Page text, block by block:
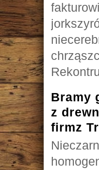
Bramy
z
firmz